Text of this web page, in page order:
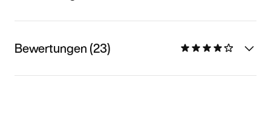
Bewertungen (23)